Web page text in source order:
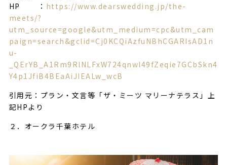
HP ： https://www.dearswedding.jp/the-
meets/?
utm_source=google&utm_medium=cpc&utm_cam
paign=search&gclid=Cj0KCQiAzfuNBhCGARIsAD1n
u-
_QErYB_A1Rm9RlNLFxW724qnwl49fZeqie7GCbSkn4
Y4p1JfiB4BEaAiJIEALw_wcB
引用元：プラン・文言等「ザ・ミーツ マリーナテラス」上
記HPより
２．オークラ千葉ホテル